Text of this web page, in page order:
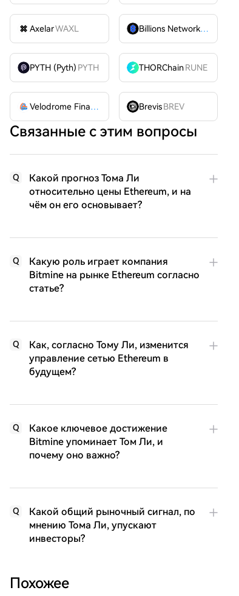
AxelarWAXL Billions Network
BILL
PYTH (Pyth) PYTH THORChain RUNE
Velodrome Finance VELODROME
Brevis BREV
Связанные с этим вопросы
Q
Какой прогноз Тома Ли
относительно цены Ethereum, и на
чём он его основывает?
Q
Какую роль играет компания
Bitmine на рынке Ethereum согласно
статье?
Q
Как, согласно Тому Ли, изменится
управление сетью Ethereum в
будущем?
Q
Какое ключевое достижение
Bitmine упоминает Том Ли, и
почему оно важно?
Q
Какой общий рыночный сигнал, по
мнению Тома Ли, упускают
инвесторы?
Похожее